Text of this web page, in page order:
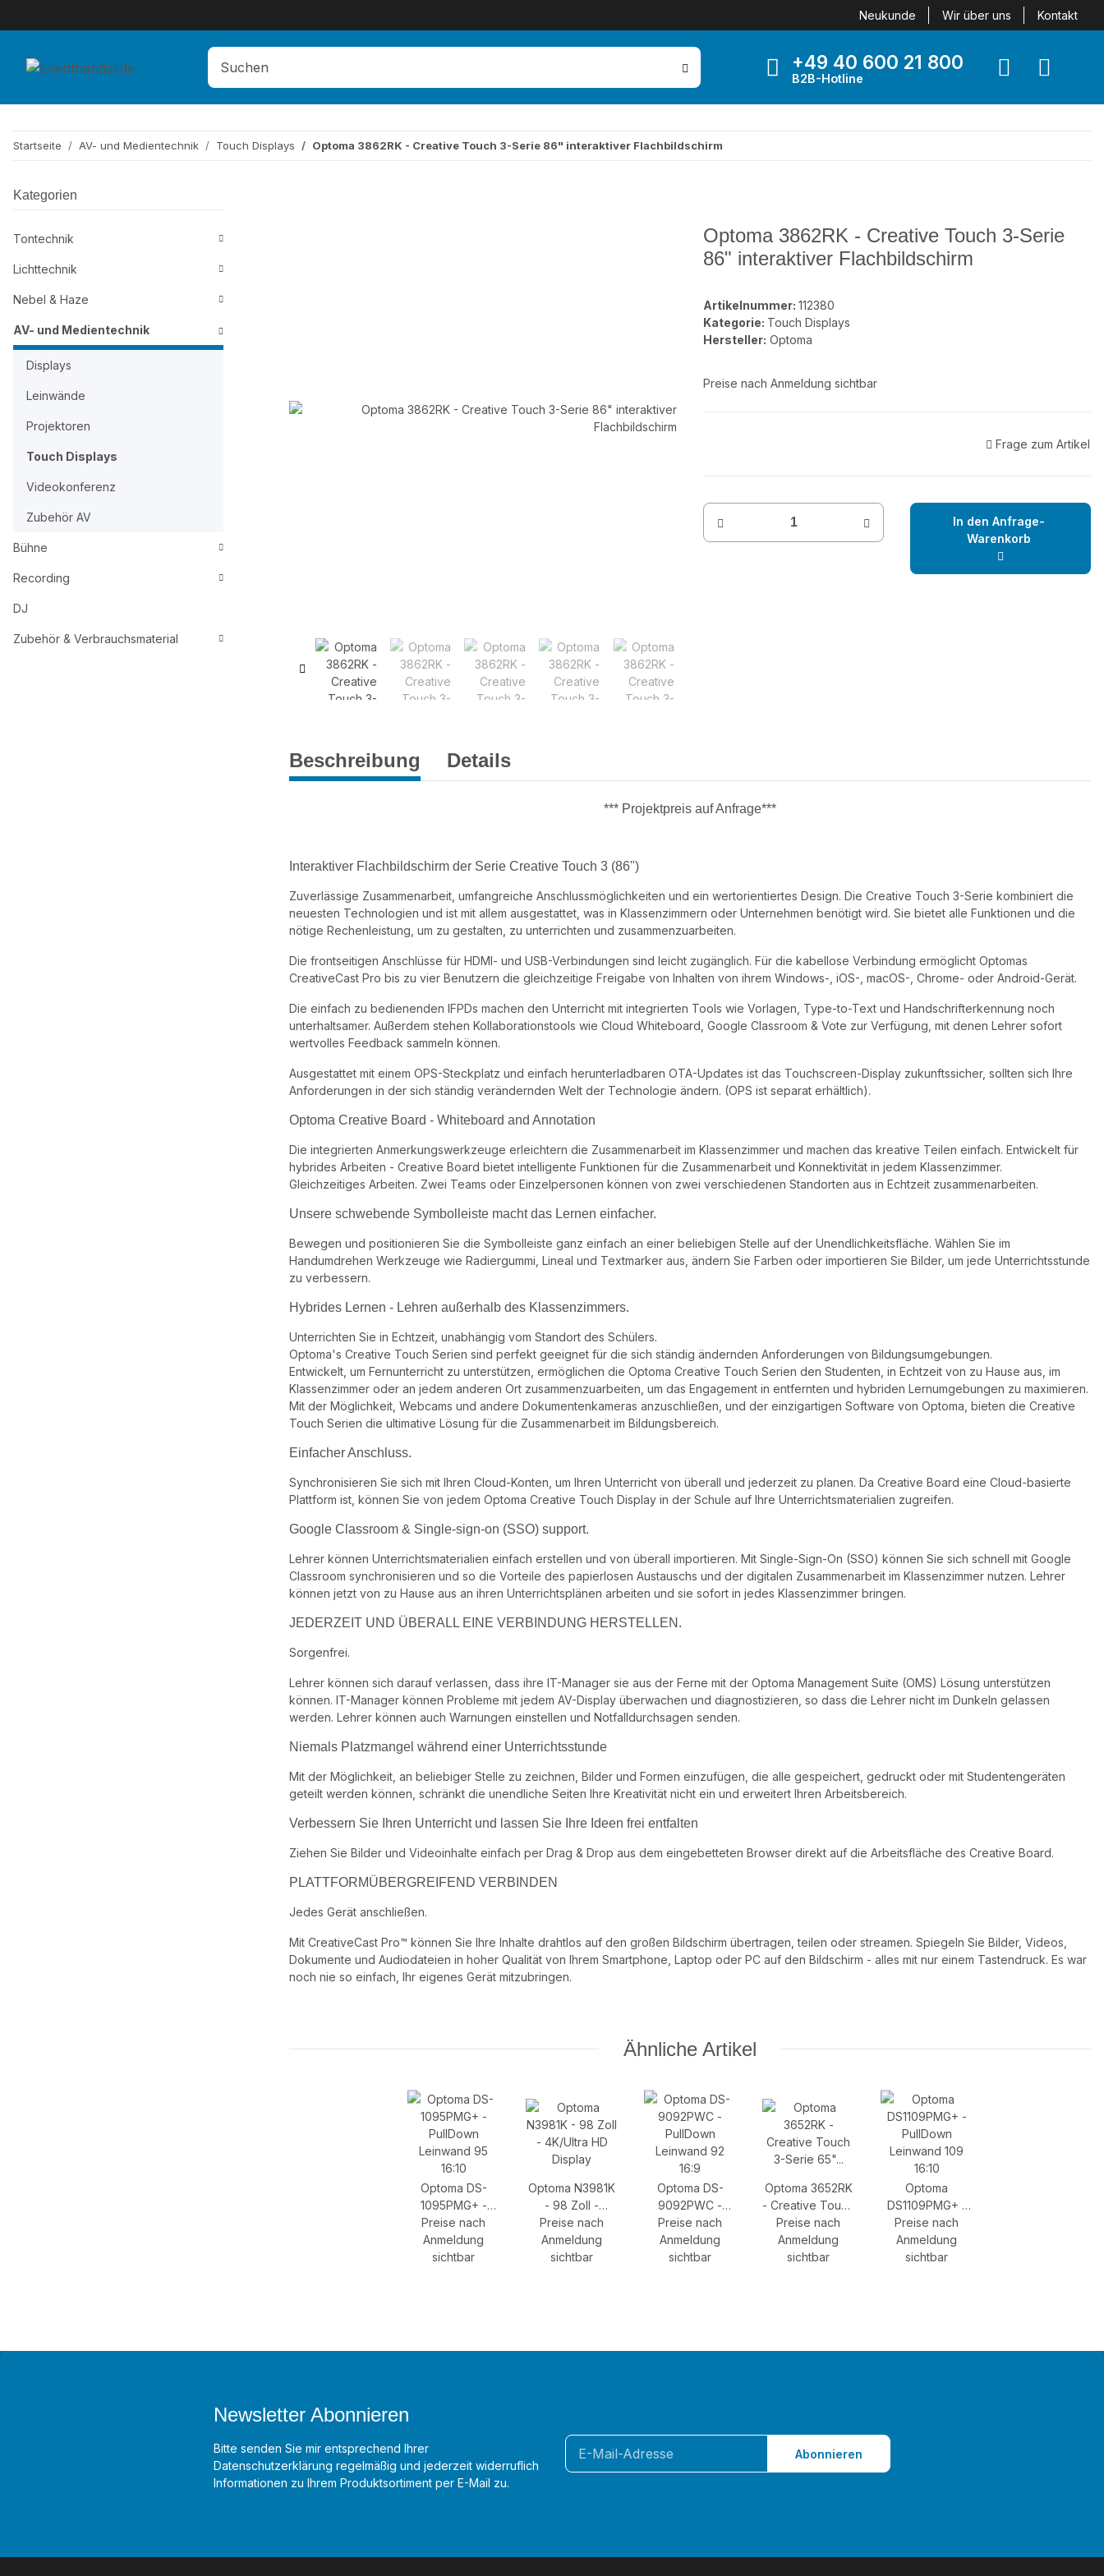
Neukunde Wir über uns Kontakt
+49 40 600 21 800
B2B-Hotline
Startseite AV- und Medientechnik Touch Displays Optoma 3862RK - Creative Touch 3-Serie 86" interaktiver Flachbildschirm
Optoma 3862RK - Creative Touch 3-Serie
86" interaktiver Flachbildschirm
Artikelnummer: 112380
Kategorie: Touch Displays
Hersteller: Optoma
Preise nach Anmeldung sichtbar
Frage zum Artikel
In den Anfrage-
Warenkorb
Beschreibung Details
*** Projektpreis auf Anfrage***
Interaktiver Flachbildschirm der Serie Creative Touch 3 (86")
Zuverlässige Zusammenarbeit, umfangreiche Anschlussmöglichkeiten und ein wertorientiertes Design. Die Creative Touch 3-Serie kombiniert die
neuesten Technologien und ist mit allem ausgestattet, was in Klassenzimmern oder Unternehmen benötigt wird. Sie bietet alle Funktionen und die
nötige Rechenleistung, um zu gestalten, zu unterrichten und zusammenzuarbeiten.
Die frontseitigen Anschlüsse für HDMI- und USB-Verbindungen sind leicht zugänglich. Für die kabellose Verbindung ermöglicht Optomas
CreativeCast Pro bis zu vier Benutzern die gleichzeitige Freigabe von Inhalten von ihrem Windows-, iOS-, macOS-, Chrome- oder Android-Gerät.
Die einfach zu bedienenden IFPDs machen den Unterricht mit integrierten Tools wie Vorlagen, Type-to-Text und Handschrifterkennung noch
unterhaltsamer. Außerdem stehen Kollaborationstools wie Cloud Whiteboard, Google Classroom & Vote zur Verfügung, mit denen Lehrer sofort
wertvolles Feedback sammeln können.
Ausgestattet mit einem OPS-Steckplatz und einfach herunterladbaren OTA-Updates ist das Touchscreen-Display zukunftssicher, sollten sich Ihre
Anforderungen in der sich ständig verändernden Welt der Technologie ändern. (OPS ist separat erhältlich).
Optoma Creative Board - Whiteboard and Annotation
Die integrierten Anmerkungswerkzeuge erleichtern die Zusammenarbeit im Klassenzimmer und machen das kreative Teilen einfach. Entwickelt für
hybrides Arbeiten - Creative Board bietet intelligente Funktionen für die Zusammenarbeit und Konnektivität in jedem Klassenzimmer.
Gleichzeitiges Arbeiten. Zwei Teams oder Einzelpersonen können von zwei verschiedenen Standorten aus in Echtzeit zusammenarbeiten.
Unsere schwebende Symbolleiste macht das Lernen einfacher.
Bewegen und positionieren Sie die Symbolleiste ganz einfach an einer beliebigen Stelle auf der Unendlichkeitsfläche. Wählen Sie im
Handumdrehen Werkzeuge wie Radiergummi, Lineal und Textmarker aus, ändern Sie Farben oder importieren Sie Bilder, um jede Unterrichtsstunde
zu verbessern.
Hybrides Lernen - Lehren außerhalb des Klassenzimmers.
Unterrichten Sie in Echtzeit, unabhängig vom Standort des Schülers.
Optoma's Creative Touch Serien sind perfekt geeignet für die sich ständig ändernden Anforderungen von Bildungsumgebungen.
Entwickelt, um Fernunterricht zu unterstützen, ermöglichen die Optoma Creative Touch Serien den Studenten, in Echtzeit von zu Hause aus, im
Klassenzimmer oder an jedem anderen Ort zusammenzuarbeiten, um das Engagement in entfernten und hybriden Lernumgebungen zu maximieren.
Mit der Möglichkeit, Webcams und andere Dokumentenkameras anzuschließen, und der einzigartigen Software von Optoma, bieten die Creative
Touch Serien die ultimative Lösung für die Zusammenarbeit im Bildungsbereich.
Einfacher Anschluss.
Synchronisieren Sie sich mit Ihren Cloud-Konten, um Ihren Unterricht von überall und jederzeit zu planen. Da Creative Board eine Cloud-basierte
Plattform ist, können Sie von jedem Optoma Creative Touch Display in der Schule auf Ihre Unterrichtsmaterialien zugreifen.
Google Classroom & Single-sign-on (SSO) support.
Lehrer können Unterrichtsmaterialien einfach erstellen und von überall importieren. Mit Single-Sign-On (SSO) können Sie sich schnell mit Google
Classroom synchronisieren und so die Vorteile des papierlosen Austauschs und der digitalen Zusammenarbeit im Klassenzimmer nutzen. Lehrer
können jetzt von zu Hause aus an ihren Unterrichtsplänen arbeiten und sie sofort in jedes Klassenzimmer bringen.
JEDERZEIT UND ÜBERALL EINE VERBINDUNG HERSTELLEN.
Sorgenfrei.
Lehrer können sich darauf verlassen, dass ihre IT-Manager sie aus der Ferne mit der Optoma Management Suite (OMS) Lösung unterstützen
können. IT-Manager können Probleme mit jedem AV-Display überwachen und diagnostizieren, so dass die Lehrer nicht im Dunkeln gelassen
werden. Lehrer können auch Warnungen einstellen und Notfalldurchsagen senden.
Niemals Platzmangel während einer Unterrichtsstunde
Mit der Möglichkeit, an beliebiger Stelle zu zeichnen, Bilder und Formen einzufügen, die alle gespeichert, gedruckt oder mit Studentengeräten
geteilt werden können, schränkt die unendliche Seiten Ihre Kreativität nicht ein und erweitert Ihren Arbeitsbereich.
Verbessern Sie Ihren Unterricht und lassen Sie Ihre Ideen frei entfalten
Ziehen Sie Bilder und Videoinhalte einfach per Drag & Drop aus dem eingebetteten Browser direkt auf die Arbeitsfläche des Creative Board.
PLATTFORMÜBERGREIFEND VERBINDEN
Jedes Gerät anschließen.
Mit CreativeCast Pro™ können Sie Ihre Inhalte drahtlos auf den großen Bildschirm übertragen, teilen oder streamen. Spiegeln Sie Bilder, Videos,
Dokumente und Audiodateien in hoher Qualität von Ihrem Smartphone, Laptop oder PC auf den Bildschirm - alles mit nur einem Tastendruck. Es war
noch nie so einfach, Ihr eigenes Gerät mitzubringen.
Ähnliche Artikel
Optoma DS-
1095PMG+ -
PullDown
Leinwand 95''
16:10
Preise nach
Anmeldung
sichtbar
Optoma N3981K
- 98 Zoll -
4K/Ultra HD
Display
Preise nach
Anmeldung
sichtbar
Optoma DS-
9092PWC -
PullDown
Leinwand 92''
16:9
Preise nach
Anmeldung
sichtbar
Optoma 3652RK
- Creative Touch
3-Serie 65"
interaktiver
Flachbildschirm
Preise nach
Anmeldung
sichtbar
Optoma
DS1109PMG+ -
PullDown
Leinwand 109''
16:10
Preise nach
Anmeldung
sichtbar
Kategorien
Tontechnik
Lichttechnik
Nebel & Haze
AV- und Medientechnik
Displays
Leinwände
Projektoren
Touch Displays
Videokonferenz
Zubehör AV
Bühne
Recording
DJ
Zubehör & Verbrauchsmaterial
Newsletter Abonnieren
Bitte senden Sie mir entsprechend Ihrer
Datenschutzerklärung regelmäßig und jederzeit widerruflich
Informationen zu Ihrem Produktsortiment per E-Mail zu.
Abonnieren